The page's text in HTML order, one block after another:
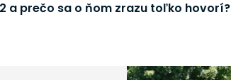
a prečo sa o ňom zrazu toľko hovorí?